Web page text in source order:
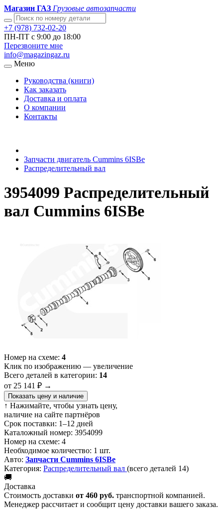
Магазин ГАЗ Грузовые автозапчасти
+7 (978) 732-02-20
ПН-ПТ с 9:00 до 18:00
Перезвоните мне
info@magazingaz.ru
Меню
Руководства (книги)
Как заказать
Доставка и оплата
О компании
Контакты
Запчасти двигатель Cummins 6ISBe
Распределительный вал
3954099 Распределительный
вал Cummins 6ISBe
Номер на схеме: 4
Клик по изображению — увеличение
Всего деталей в категории: 14
от 25 141 ₽ →
Показать цену и наличие
↑ Нажимайте, чтобы узнать цену,
наличие на сайте партнёров
Срок поставки: 1–12 дней
Каталожный номер: 3954099
Номер на схеме: 4
Необходимое количество: 1 шт.
Авто: Запчасти Cummins 6ISBe
Категория: Распределительный вал (всего деталей 14)
🚚
Доставка
Стоимость доставки от 460 руб. транспортной компанией.
Менеджер рассчитает и сообщит цену доставки вашего заказа.